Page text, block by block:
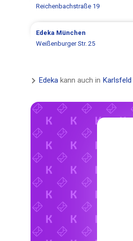
Reichenbachstraße 19
Edeka München
Weißenburger Str. 25
Edeka kann auch in Karlsfeld